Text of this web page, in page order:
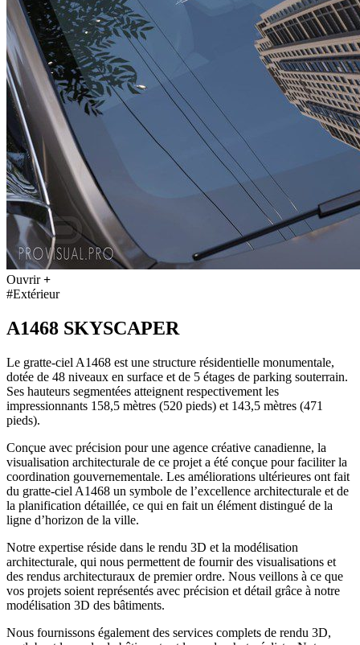
Ouvrir+
#Extérieur
A1468 SKYSCAPER
Le gratte-ciel A1468 est une structure résidentielle monumentale,
dotée de 48 niveaux en surface et de 5 étages de parking souterrain.
Ses hauteurs segmentées atteignent respectivement les
impressionnants 158,5 mètres (520 pieds) et 143,5 mètres (471
pieds).
Conçue avec précision pour une agence créative canadienne, la
visualisation architecturale de ce projet a été conçue pour faciliter la
coordination gouvernementale. Les améliorations ultérieures ont fait
du gratte-ciel A1468 un symbole de l’excellence architecturale et de
la planification détaillée, ce qui en fait un élément distingué de la
ligne d’horizon de la ville.
Notre expertise réside dans le rendu 3D et la modélisation
architecturale, qui nous permettent de fournir des visualisations et
des rendus architecturaux de premier ordre. Nous veillons à ce que
vos projets soient représentés avec précision et détail grâce à notre
modélisation 3D des bâtiments.
Nous fournissons également des services complets de rendu 3D,